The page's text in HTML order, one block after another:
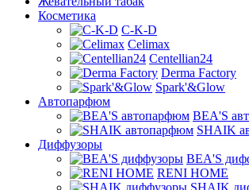
Косметика
C-K-D
Celimax
Centellian24
Derma Factory
Spark'&Glow
Автопарфюм
BEA'S
SHAIK
Диффузоры
BEA'S
RENI HOME
SHAIK